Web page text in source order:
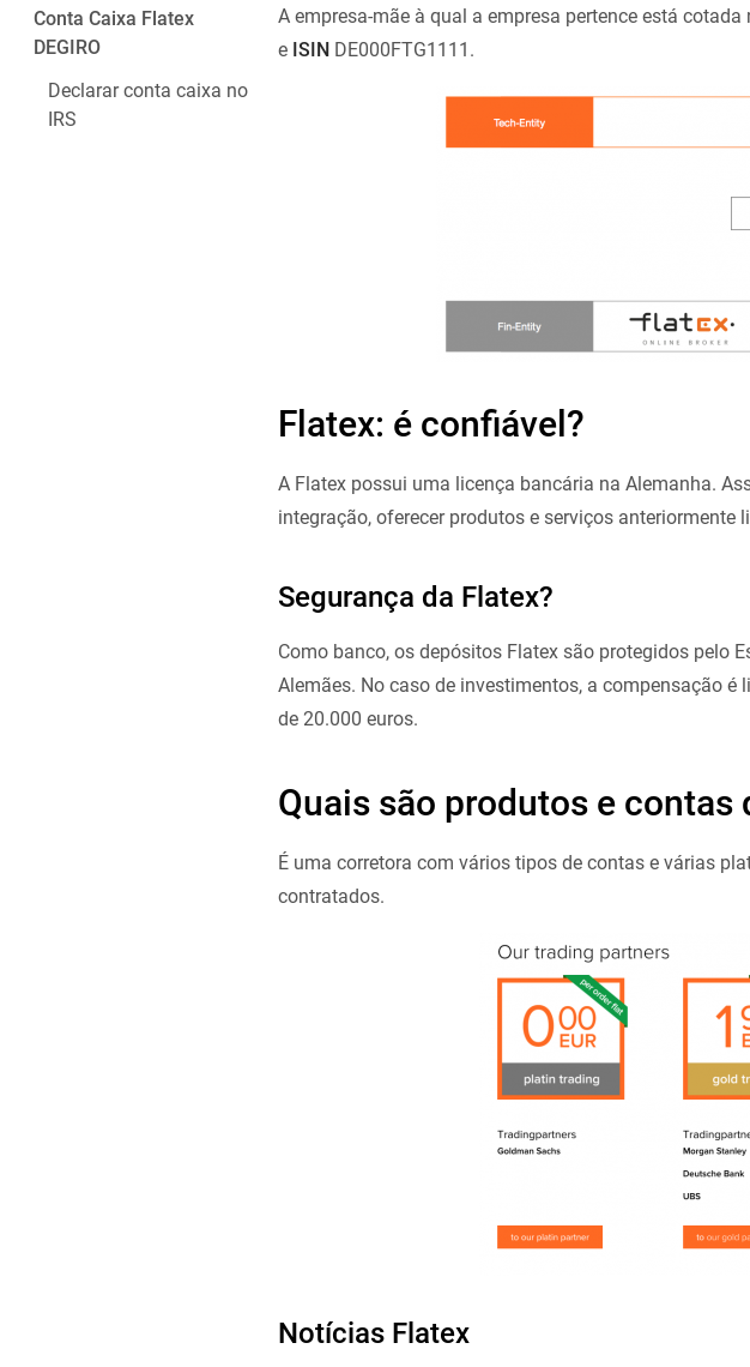
Conta Caixa Flatex
DEGIRO
Declarar conta caixa no
IRS
A empresa-mãe à qual a empresa pertence está
e ISIN DE000FTG1111.
Flatex: é confiável?
A Flatex possui uma licença bancária na Alemanha.
integração, oferecer produtos e serviços
Segurança da Flatex?
Como banco, os depósitos Flatex são protegidos pelo
Alemães. No caso de investimentos, a compensação
de 20.000 euros.
Quais são produtos e contas
É uma corretora com vários tipos de contas e várias
contratados.
Notícias Flatex